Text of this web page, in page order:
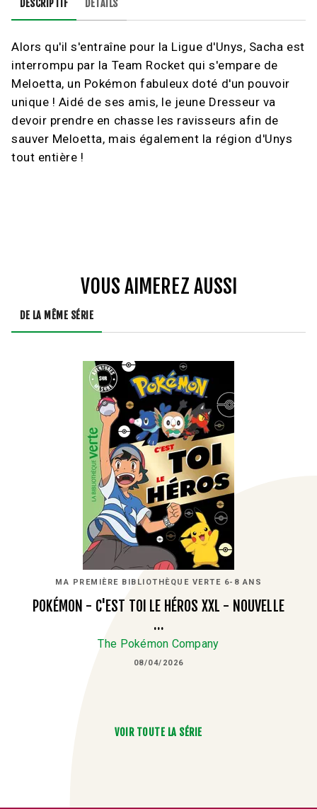
DESCRIPTIF DÉTAILS
Alors qu'il s'entraîne pour la Ligue d'Unys, Sacha est
interrompu par la Team Rocket qui s'empare de
Meloetta, un Pokémon fabuleux doté d'un pouvoir
unique ! Aidé de ses amis, le jeune Dresseur va
devoir prendre en chasse les ravisseurs afin de
sauver Meloetta, mais également la région d'Unys
tout entière !
VOUS AIMEREZ AUSSI
DE LA MÊME SÉRIE
MA PREMIÈRE BIBLIOTHÈQUE VERTE 6-8 ANS
POKÉMON - C'EST TOI LE HÉROS XXL - NOUVELLE
…
The Pokémon Company
08/04/2026
VOIR TOUTE LA SÉRIE